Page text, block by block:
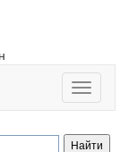
Toggle